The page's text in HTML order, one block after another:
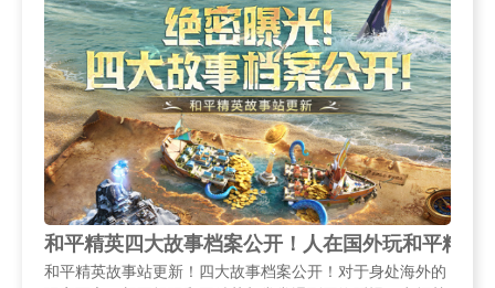
和平精英四大故事档案公开！人在国外玩和平精英
和平精英故事站更新！四大故事档案公开！对于身处海外的